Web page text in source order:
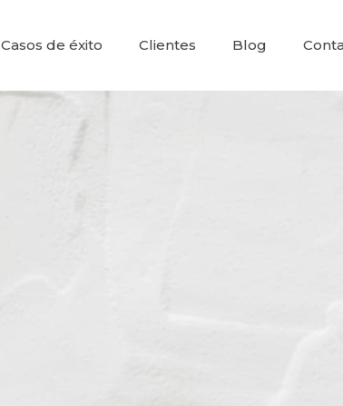
Casos de éxito Clientes Blog